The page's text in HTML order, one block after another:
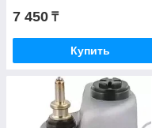
7 450 ₸
Купить